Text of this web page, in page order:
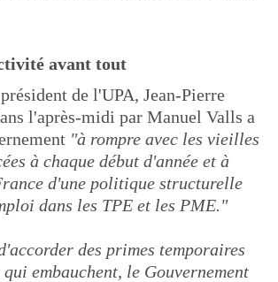
avant tout
de l'UPA, Jean-Pierre
l'après-midi par Manuel Valls a
"à rompre avec les vieilles
à chaque début d'année et à
d'une politique structurelle
dans les TPE et les PME."
des primes temporaires
embauchent, le Gouvernement